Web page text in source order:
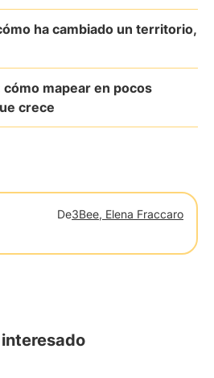
ha cambiado un territorio,
mapear en pocos
crece
De3Bee, Elena Fraccaro